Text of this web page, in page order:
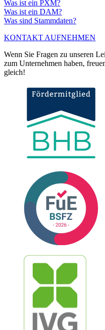
Was ist ein PXM?
Was ist ein DAM?
Was sind Stammdaten?
KONTAKT AUFNEHMEN
Wenn Sie Fragen zu unseren
zum Unternehmen haben,
gleich!